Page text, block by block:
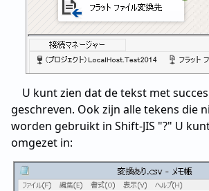
U kunt zien dat de tekst met succes
geschreven. Ook zijn alle tekens die
worden gebruikt in Shift-JIS "?" U
omgezet in: